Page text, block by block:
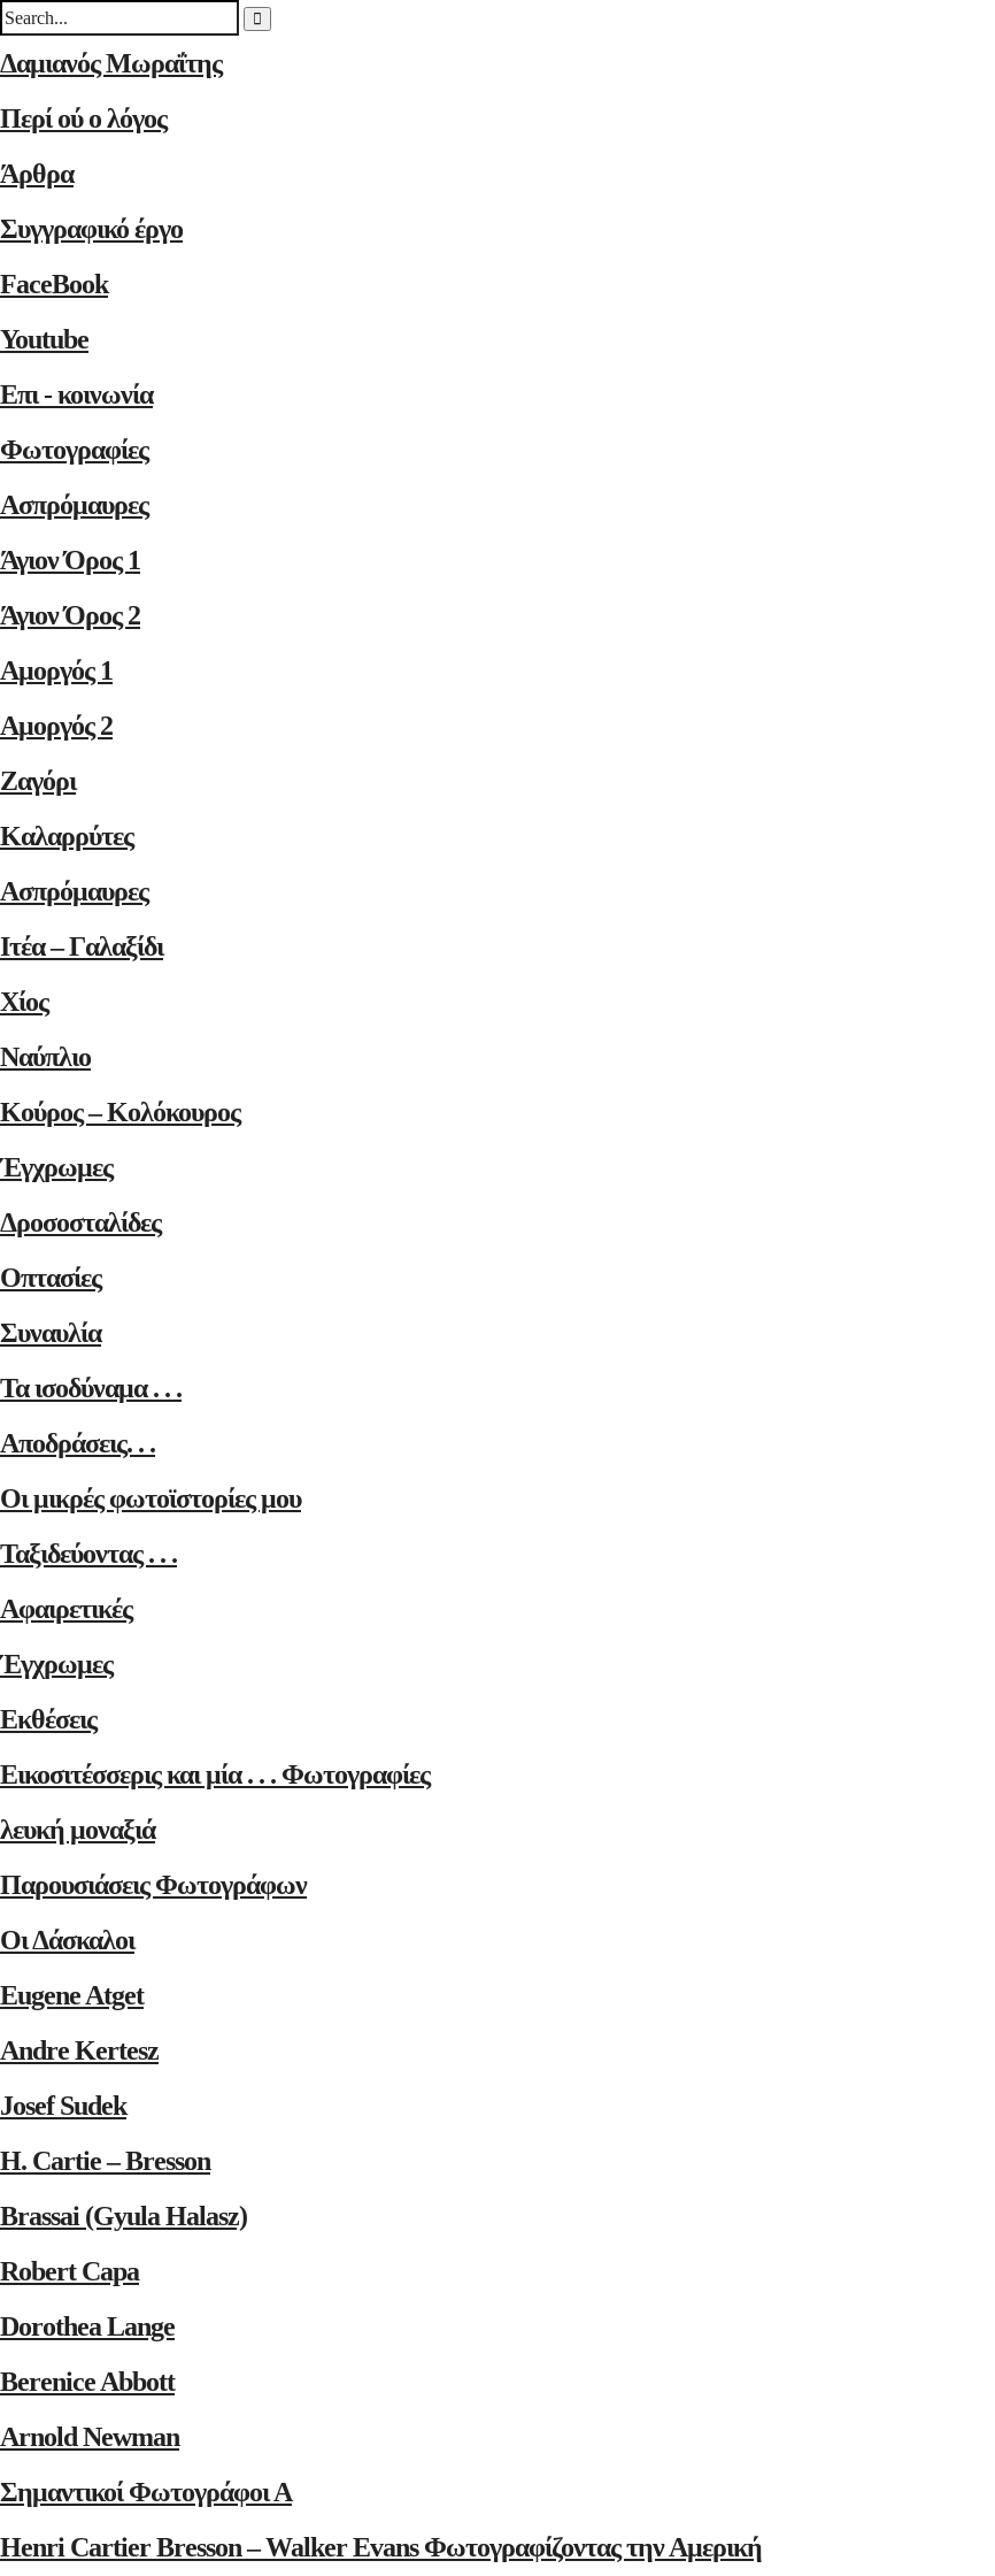
Δαμιανός Μωραΐτης
Περί ού ο λόγος
Άρθρα
Συγγραφικό έργο
FaceBook
Youtube
Επι - κοινωνία
Φωτογραφίες
Ασπρόμαυρες
Άγιον Όρος 1
Άγιον Όρος 2
Αμοργός 1
Αμοργός 2
Ζαγόρι
Καλαρρύτες
Ασπρόμαυρες
Ιτέα – Γαλαξίδι
Χίος
Ναύπλιο
Κούρος – Κολόκουρος
Έγχρωμες
Δροσοσταλίδες
Οπτασίες
Συναυλία
Τα ισοδύναμα . . .
Αποδράσεις. . .
Οι μικρές φωτοϊστορίες μου
Ταξιδεύοντας . . .
Αφαιρετικές
Έγχρωμες
Εκθέσεις
Εικοσιτέσσερις και μία . . . Φωτογραφίες
λευκή μοναξιά
Παρουσιάσεις Φωτογράφων
Οι Δάσκαλοι
Eugene Atget
Andre Kertesz
Josef Sudek
H. Cartie – Bresson
Brassai (Gyula Halasz)
Robert Capa
Dorothea Lange
Berenice Abbott
Arnold Newman
Σημαντικοί Φωτογράφοι Α
Henri Cartier Bresson – Walker Evans Φωτογραφίζοντας την Αμερική